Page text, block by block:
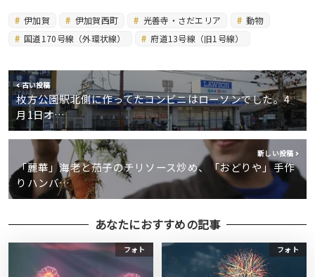
伊加賀 伊加賀西町 光善寺・さだエリア
動物
国道170号線（外環状線）
府道13号線（旧1号線）
古い投稿
枚方公園駅北側に作ってたコンビニはローソンでした。4
月1日オ…
新しい投稿
「麗華」海老と茄子のチリソース炒め、「おどりや」手作
りハンバ…
あなたにおすすめの記事
フォト フォト